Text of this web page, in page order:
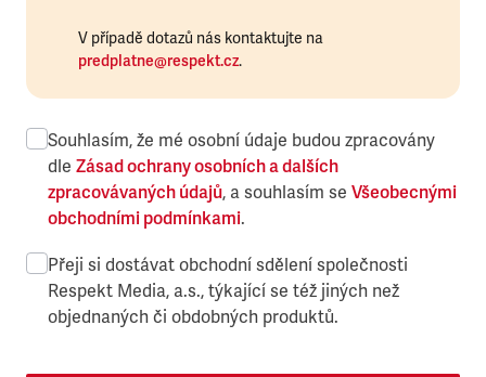
V případě dotazů nás kontaktujte na
predplatne@respekt.cz.
Souhlasím, že mé osobní údaje budou zpracovány
dle Zásad ochrany osobních a dalších
zpracovávaných údajů, a souhlasím se Všeobecnými
obchodními podmínkami.
Přeji si dostávat obchodní sdělení společnosti
Respekt Media, a.s., týkající se též jiných než
objednaných či obdobných produktů.